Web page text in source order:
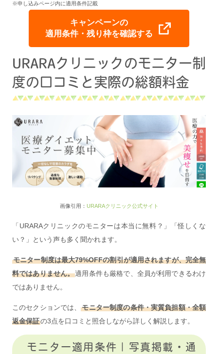
※申し込みページ内に適用条件記載
キャンペーンの
適用条件・残り枠を確認する
URARAクリニックのモニター制
度の口コミと実際の総額料金
画像引用： URARAクリニック公式サイト
「URARAクリニックのモニターは本当に無料？」「怪しくな
い？」という声も多く聞かれます。
モニター制度は最大79%OFFの割引が適用されますが、完全無
料ではありません。適用条件も厳格で、全員が利用できるわけ
ではありません。
このセクションでは、モニター制度の条件・実質負担額・全額
返金保証の3点を口コミと照合しながら詳しく解説します。
モニター適用条件｜写真掲載・通